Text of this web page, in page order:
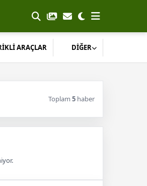
ARAÇLAR DİĞER
Toplam 5 haber